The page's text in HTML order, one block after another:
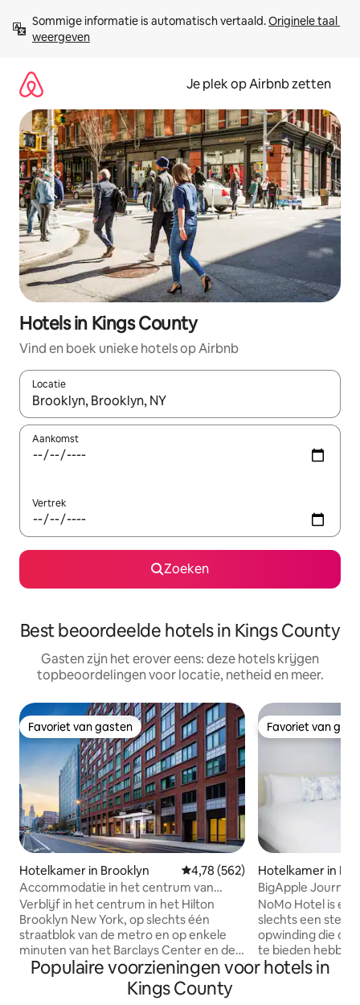
direct
naar
Sommige informatie is automatisch vertaald. Originele taal
weergeven
Je plek op Airbnb zetten
Hotels in Kings County
Vind en boek unieke hotels op Airbnb
Locatie
Wanneer er resultaten beschikbaar zijn, maak je een keuze
Aankomst
Vertrek
Zoeken
Best beoordeelde hotels in Kings County
Gasten zijn het erover eens: deze hotels krijgen
topbeoordelingen voor locatie, netheid en meer.
Favoriet van gasten
Favoriet van gasten
Hotelkamer in Brooklyn Gemiddelde beoordeling van
4,78 (562)
Accommodatie in het centrum van
Brooklyn met restaurant en
fitnessruimte
Verblijf in het centrum in het Hilton
Brooklyn New York, op slechts één
straatblok van de metro en op enkele
minuten van het Barclays Center en de
Brooklyn Heights Promenade. We zijn
gevestigd op de hoek van Smith Street
en omringd door de beroemde winkels
Favoriet van
Favoriet van
Hotelkamer in
BigApple Journey
Fitnesscentrum
NoMo Hotel is
slechts een
opwinding die de
te bieden
voor de
Populaire voorzieningen voor hotels in
Kings County